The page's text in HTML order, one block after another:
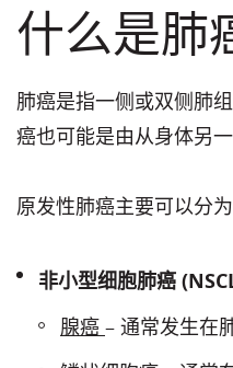
什么是肺
肺癌是指一侧或双侧肺
癌也可能是由从身体另
原发性肺癌主要可以分为
非小型细胞肺癌
腺癌 – 通常发生在